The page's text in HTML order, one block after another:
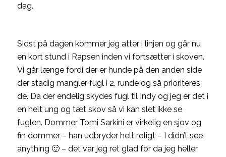
dag.
Sidst på dagen kommer jeg atter i linjen og går nu
en kort stund i Rapsen inden vi fortsætter i skoven.
Vi går længe fordi der er hunde på den anden side
der stadig mangler fugl i 2. runde og så prioriteres
de. Da der endelig skydes fugl til Indy og jeg er det i
en helt ung og tæt skov så vi kan slet ikke se
fuglen. Dommer Tomi Sarkini er virkelig en sjov og
fin dommer – han udbryder helt roligt – I didn’t see
anything 🙂 – det var jeg ret glad for da jeg heller